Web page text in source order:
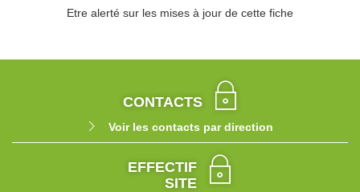
Etre alerté sur les mises à jour de cette fiche
CONTACTS
Voir les contacts par direction
EFFECTIF
SITE